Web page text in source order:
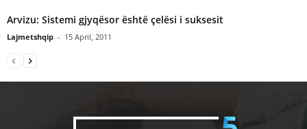
Arvizu: Sistemi gjyqësor është çelësi i suksesit
Lajmetshqip - 15 April, 2011